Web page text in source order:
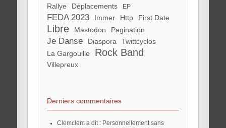
rallye
Déplacements EP
FEDA 2023 immer http First Date
Libre Mastodon pagination
Je Danse Diaspora
twittcyclos
La Gargouille
Rock Band
Villepreux
Derniers commentaires
Clemclem a dit : Personnellement sans